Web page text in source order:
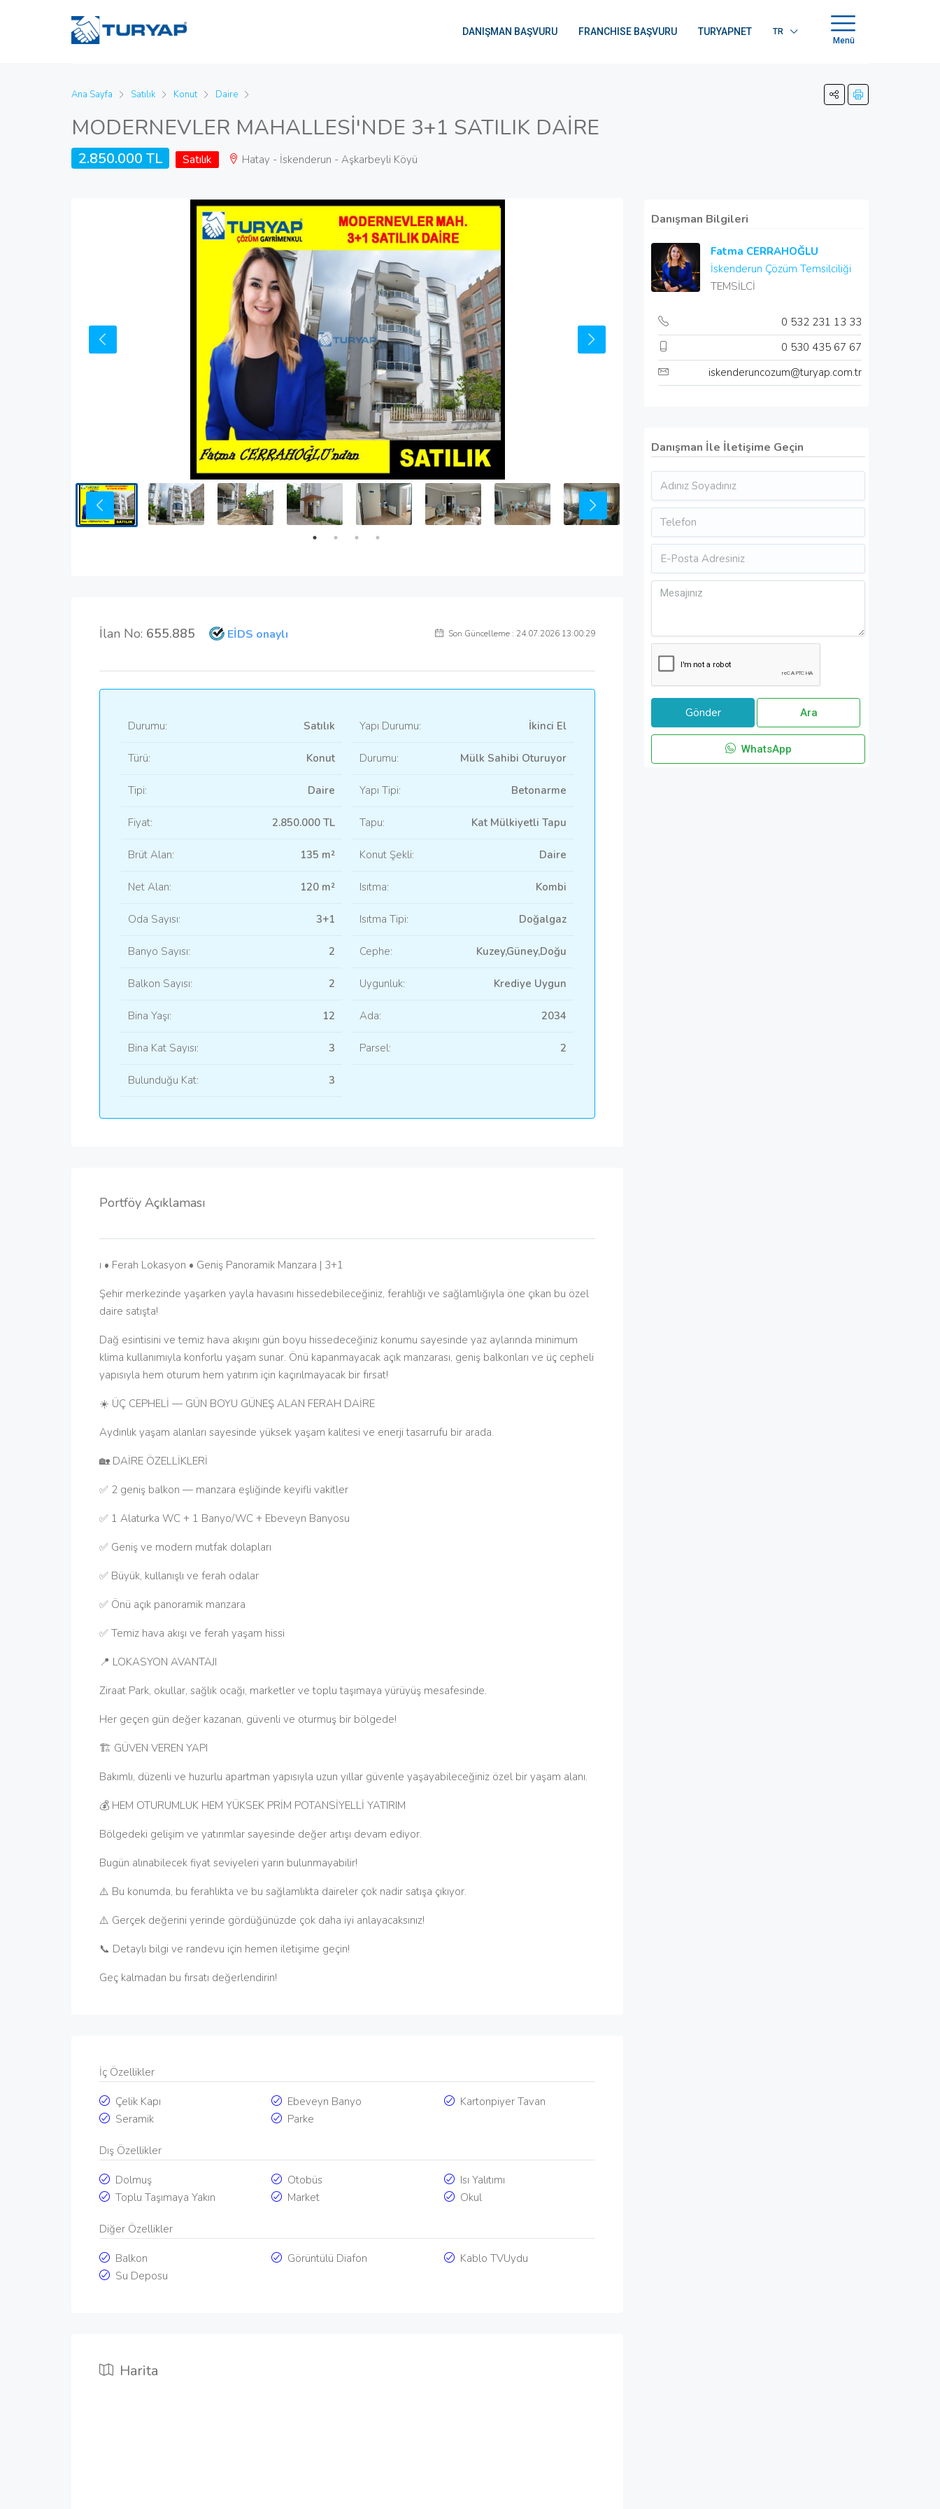
DANIŞMAN BAŞVURU FRANCHISE BAŞVURU TURYAPNET
TR
Menü
Ana Sayfa Satılık Konut Daire
MODERNEVLER MAHALLESİ'NDE 3+1 SATILIK DAİRE
2.850.000 TL Satılık Hatay - İskenderun - Aşkarbeyli Köyü
İlan No: 655.885 EİDS onaylı Son Güncelleme : 24.07.2026 13:00:29
Durumu: Satılık
Türü: Konut
Tipi: Daire
Fiyat: 2.850.000 TL
Brüt Alan: 135 m²
Net Alan: 120 m²
Oda Sayısı: 3+1
Banyo Sayısı: 2
Balkon Sayısı: 2
Bina Yaşı: 12
Bina Kat Sayısı: 3
Bulunduğu Kat: 3
Yapı Durumu: İkinci El
Durumu: Mülk Sahibi Oturuyor
Yapı Tipi: Betonarme
Tapu: Kat Mülkiyetli Tapu
Konut Şekli: Daire
Isıtma: Kombi
Isıtma Tipi: Doğalgaz
Cephe: Kuzey,Güney,Doğu
Uygunluk: Krediye Uygun
Ada: 2034
Parsel: 2
Portföy Açıklaması
ı • Ferah Lokasyon • Geniş Panoramik Manzara | 3+1
Şehir merkezinde yaşarken yayla havasını hissedebileceğiniz, ferahlığı ve sağlamlığıyla öne çıkan bu özel
daire satışta!
Dağ esintisini ve temiz hava akışını gün boyu hissedeceğiniz konumu sayesinde yaz aylarında minimum
klima kullanımıyla konforlu yaşam sunar. Önü kapanmayacak açık manzarası, geniş balkonları ve üç cepheli
yapısıyla hem oturum hem yatırım için kaçırılmayacak bir fırsat!
☀️ ÜÇ CEPHELİ — GÜN BOYU GÜNEŞ ALAN FERAH DAİRE
Aydınlık yaşam alanları sayesinde yüksek yaşam kalitesi ve enerji tasarrufu bir arada.
🏡 DAİRE ÖZELLİKLERİ
✅ 2 geniş balkon — manzara eşliğinde keyifli vakitler
✅ 1 Alaturka WC + 1 Banyo/WC + Ebeveyn Banyosu
✅ Geniş ve modern mutfak dolapları
✅ Büyük, kullanışlı ve ferah odalar
✅ Önü açık panoramik manzara
✅ Temiz hava akışı ve ferah yaşam hissi
📍 LOKASYON AVANTAJI
Ziraat Park, okullar, sağlık ocağı, marketler ve toplu taşımaya yürüyüş mesafesinde.
Her geçen gün değer kazanan, güvenli ve oturmuş bir bölgede!
🏗️ GÜVEN VEREN YAPI
Bakımlı, düzenli ve huzurlu apartman yapısıyla uzun yıllar güvenle yaşayabileceğiniz özel bir yaşam alanı.
💰 HEM OTURUMLUK HEM YÜKSEK PRİM POTANSİYELLİ YATIRIM
Bölgedeki gelişim ve yatırımlar sayesinde değer artışı devam ediyor.
Bugün alınabilecek fiyat seviyeleri yarın bulunmayabilir!
⚠️ Bu konumda, bu ferahlıkta ve bu sağlamlıkta daireler çok nadir satışa çıkıyor.
⚠️ Gerçek değerini yerinde gördüğünüzde çok daha iyi anlayacaksınız!
📞 Detaylı bilgi ve randevu için hemen iletişime geçin!
Geç kalmadan bu fırsatı değerlendirin!
İç Özellikler
Çelik Kapı Ebeveyn Banyo
Kartonpiyer Tavan
Seramik
Parke
Dış Özellikler
Dolmuş Otobüs
Isı Yalıtımı
Toplu Taşımaya Yakın
Market Okul
Diğer Özellikler
Balkon Görüntülü Diafon
Kablo TVUydu
Su Deposu
Harita
Danışman Bilgileri
Fatma CERRAHOĞLU
İskenderun Çözüm Temsilciliği
TEMSİLCİ
0 532 231 13 33
0 530 435 67 67
iskenderuncozum@turyap.com.tr
Danışman İle İletişime Geçin
Ara
WhatsApp